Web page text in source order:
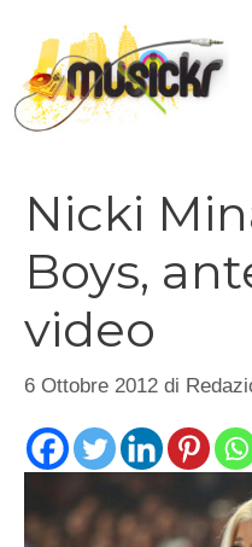
contenuto
Nicki
Boys,
video
6 Ottobre 2012 di